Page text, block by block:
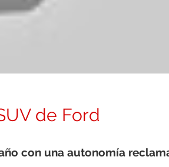
de Ford
con una autonomía